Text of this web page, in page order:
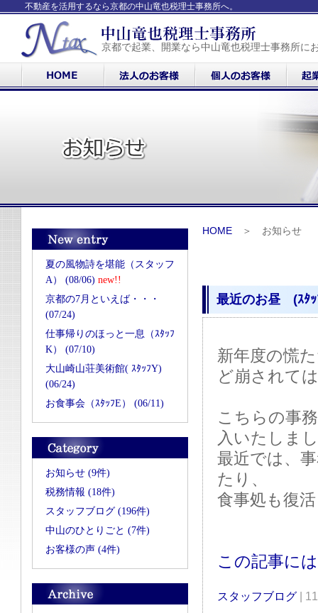
不動産を活用するなら京都の中山竜也税理士事務所へ。
京都で起業、開業なら中山竜也税理士事務所に
夏の風物詩を堪能（スタッフ
A） (08/06) new!!
京都の7月といえば・・・
(07/24)
仕事帰りのほっと一息（ｽﾀｯﾌ
K） (07/10)
大山崎山荘美術館( ｽﾀｯﾌY)
(06/24)
お食事会（ｽﾀｯﾌE） (06/11)
お知らせ (9件)
税務情報 (18件)
スタッフブログ (196件)
中山のひとりごと (7件)
お客様の声 (4件)
HOME ＞ お知らせ
最近のお昼 (ｽﾀｯ
新年度の慌
ど崩されて
こちらの事
入いたしま
最近では、
たり、
食事処も復
この記事に
スタッフブログ |